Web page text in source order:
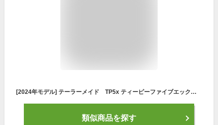
[2024年モデル] テーラーメイド TP5x ティーピーファイブエックス ゴルフボール 1ダース（12球入り） ホワイト 【あす楽対応】
類似商品を探す